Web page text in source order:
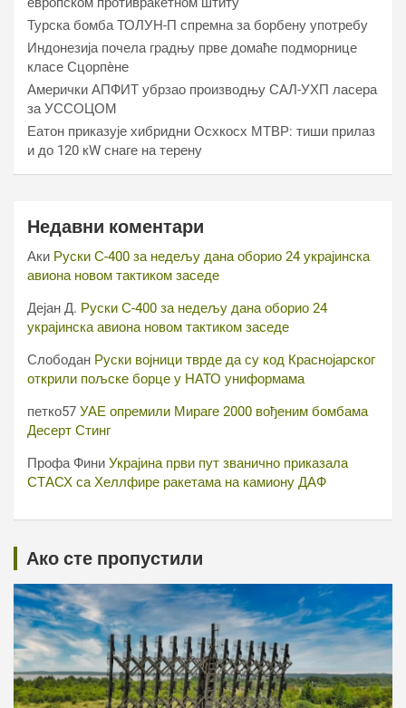
Турска бомба ТОЛУН-П спремна за борбену употребу
Индонезија почела градњу прве домаће подморнице
класе Сцорпèне
Амерички АПФИТ убрзао производњу САЛ-УХП ласера
за УССОЦОМ
Еатон приказује хибридни Осхкосх МТВР: тиши прилаз
и до 120 кW снаге на терену
Недавни коментари
Аки Руски С-400 за недељу дана оборио 24 украјинска
авиона новом тактиком заседе
Дејан Д. Руски С-400 за недељу дана оборио 24
украјинска авиона новом тактиком заседе
Слободан Руски војници тврде да су код Краснојарског
открили пољске борце у НАТО униформама
петко57 УАЕ опремили Мираге 2000 вођеним бомбама
Десерт Стинг
Профа Фини Украјина први пут званично приказала
СТАСХ са Хеллфире ракетама на камиону ДАФ
Ако сте пропустили